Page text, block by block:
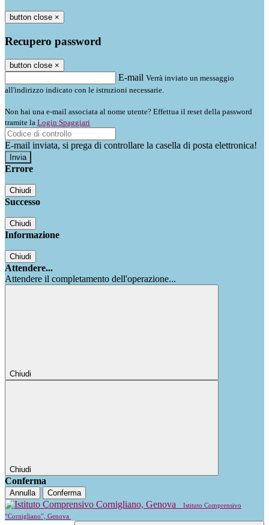
button close ×
Recupero password
button close ×
E-mail Verrà inviato un messaggio
all'indirizzo indicato con le istruzioni necessarie.
Non hai una e-mail associata al nome utente? Effettua il reset della password
tramite la Login Spaggiari
E-mail inviata, si prega di controllare la casella di posta elettronica!
Errore
Chiudi
Successo
Chiudi
Informazione
Chiudi
Attendere...
Attendere il completamento dell'operazione...
Chiudi
Chiudi
Conferma
Annulla Conferma
Istituto Comprensivo
“Cornigliano”, Genova